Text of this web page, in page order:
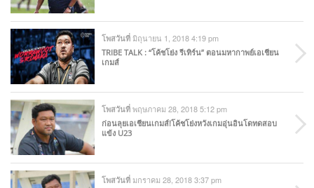
โพสวันที่ มิถุนายน 1, 2018 4:19 pm
TRIBE TALK : “โค้ชโย่ง รีเทิร์น” ตอนมหากาพย์เอเชียน
เกมส์
โพสวันที่ พฤษภาคม 28, 2018 5:12 pm
ก่อนลุยเอเชียนเกมส์!โค้ชโย่งหวังเกมอุ่นอินโดทดสอบ
แข้ง U23
โพสวันที่ มกราคม 28, 2018 3:37 pm